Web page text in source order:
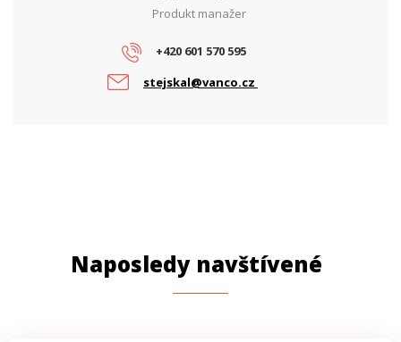
Produkt manažer
+420 601 570 595
stejskal@vanco.cz
Naposledy navštívené